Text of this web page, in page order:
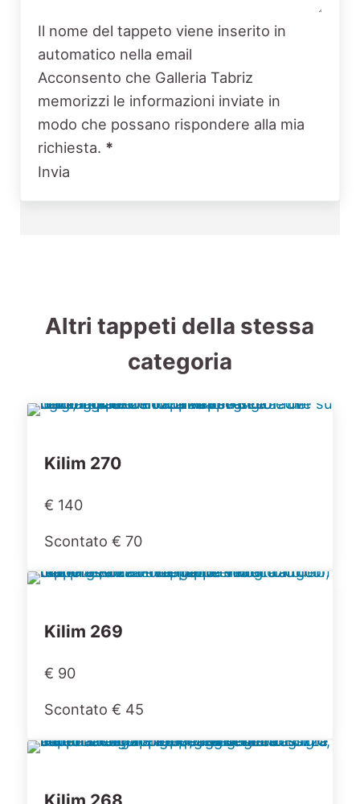
Il nome del tappeto viene inserito in
automatico nella email
Acconsento che Galleria Tabriz
memorizzi le informazioni inviate in
modo che possano rispondere alla mia
richiesta. *
Invia
Altri tappeti della stessa
categoria
Kilim 270
€ 140
Scontato € 70
Kilim 269
€ 90
Scontato € 45